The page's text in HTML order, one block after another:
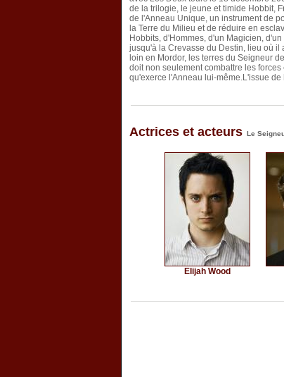
de la trilogie, le jeune et timide Hobbit,
de l'Anneau Unique, un instrument de
la Terre du Milieu et de réduire en
Hobbits, d'Hommes, d'un Magicien,
jusqu'à la Crevasse du Destin, lieu où il
loin en Mordor, les terres du Seigneur
doit non seulement combattre les
qu'exerce l'Anneau lui-même.L'issue
Actrices et acteurs Le
Elijah Wood